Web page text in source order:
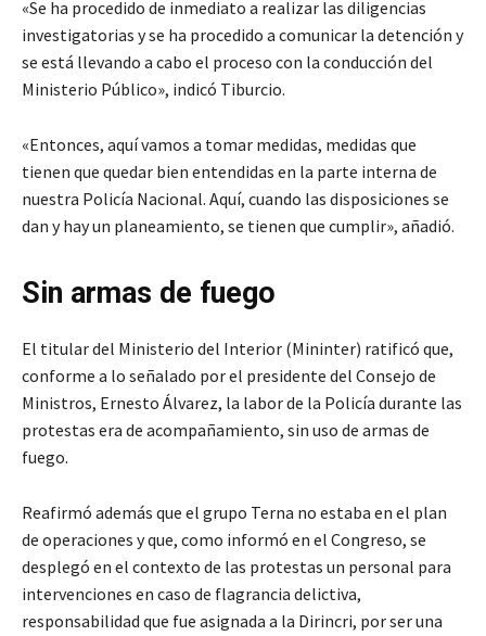
«Se ha procedido de inmediato a realizar las diligencias
investigatorias y se ha procedido a comunicar la detención y
se está llevando a cabo el proceso con la conducción del
Ministerio Público», indicó Tiburcio.
«Entonces, aquí vamos a tomar medidas, medidas que
tienen que quedar bien entendidas en la parte interna de
nuestra Policía Nacional. Aquí, cuando las disposiciones se
dan y hay un planeamiento, se tienen que cumplir», añadió.
Sin armas de fuego
El titular del Ministerio del Interior (Mininter) ratificó que,
conforme a lo señalado por el presidente del Consejo de
Ministros, Ernesto Álvarez, la labor de la Policía durante las
protestas era de acompañamiento, sin uso de armas de
fuego.
Reafirmó además que el grupo Terna no estaba en el plan
de operaciones y que, como informó en el Congreso, se
desplegó en el contexto de las protestas un personal para
intervenciones en caso de flagrancia delictiva,
responsabilidad que fue asignada a la Dirincri, por ser una